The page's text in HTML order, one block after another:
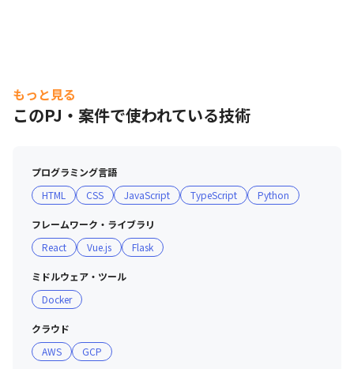
もっと見る
このPJ・案件で使われている技術
プログラミング言語
HTML
CSS JavaScript TypeScript Python
フレームワーク・ライブラリ
React
Vue.js Flask
ミドルウェア・ツール
Docker
クラウド
AWS
GCP